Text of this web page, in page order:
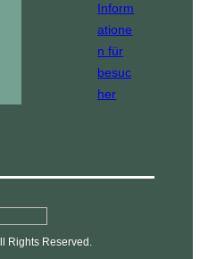
Inform
atione
n für
besuc
her
Rights Reserved.